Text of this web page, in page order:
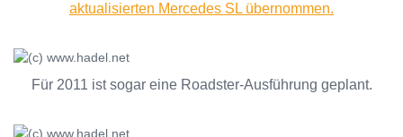
aktualisierten Mercedes SL übernommen.
Für 2011 ist sogar eine Roadster-Ausführung geplant.